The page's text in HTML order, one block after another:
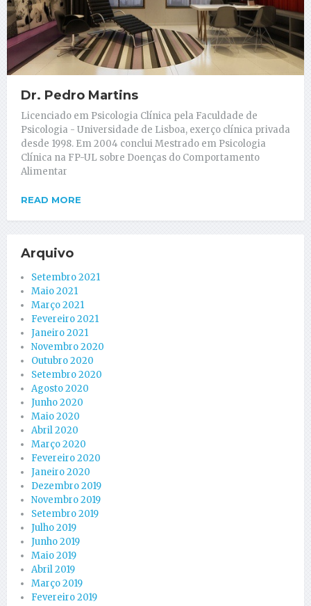
Dr. Pedro Martins
Licenciado em Psicologia Clínica pela Faculdade de
Psicologia - Universidade de Lisboa, exerço clínica privada
desde 1998. Em 2004 conclui Mestrado em Psicologia
Clínica na FP-UL sobre Doenças do Comportamento
Alimentar
READ MORE
Arquivo
Setembro 2021
Maio 2021
Março 2021
Fevereiro 2021
Janeiro 2021
Novembro 2020
Outubro 2020
Setembro 2020
Agosto 2020
Junho 2020
Maio 2020
Abril 2020
Março 2020
Fevereiro 2020
Janeiro 2020
Dezembro 2019
Novembro 2019
Setembro 2019
Julho 2019
Junho 2019
Maio 2019
Abril 2019
Março 2019
Fevereiro 2019